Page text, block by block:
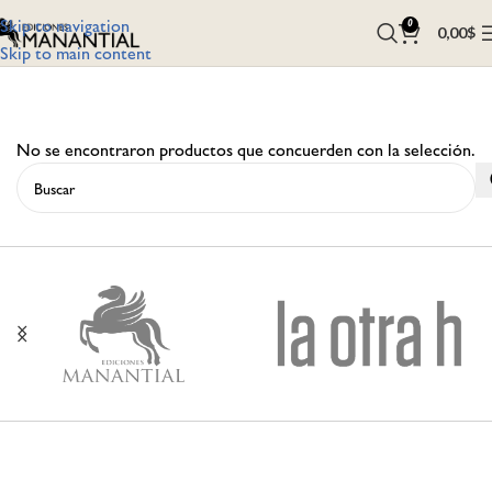
Skip to navigation
Skip to main content
0 0,00$
No se encontraron productos que concuerden con la selección.